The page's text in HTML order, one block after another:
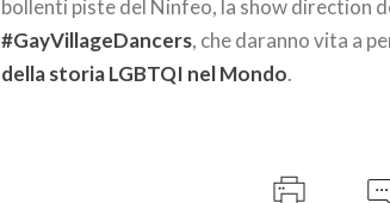
bollenti piste del Ninfeo, la show direction
#GayVillageDancers, che daranno vita a
della storia LGBTQI nel Mondo.